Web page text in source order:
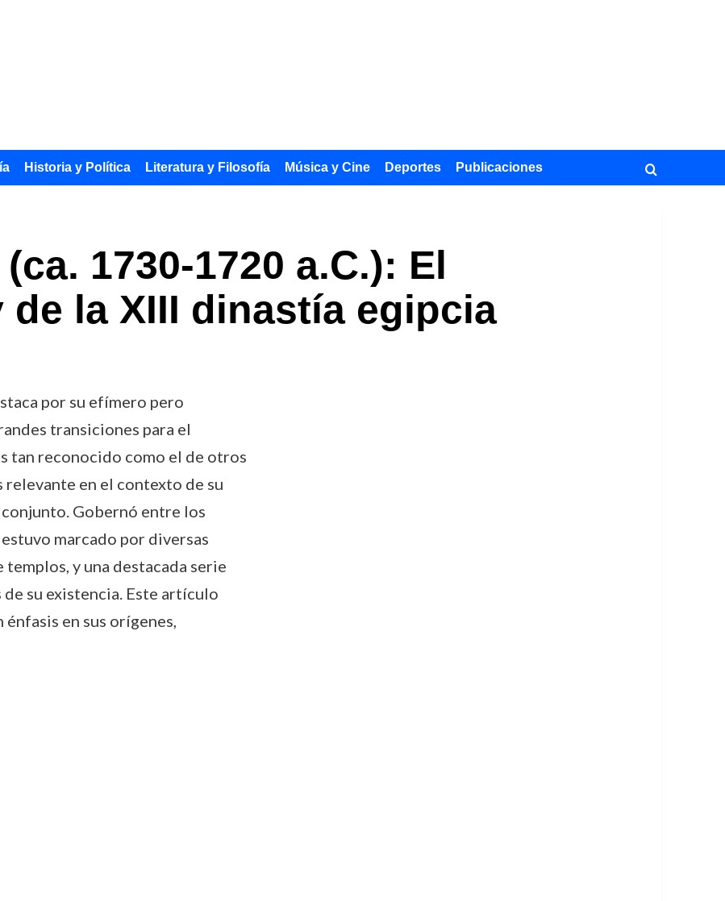
Historia y Política Literatura y Filosofía Música y Cine Deportes Publicaciones
1730-1720 a.C.): El
la XIII dinastía egipcia
por su efímero pero
transiciones para el
tan reconocido como el de otros
relevante en el contexto de su
Gobernó entre los
marcado por diversas
y una destacada serie
su existencia. Este artículo
en sus orígenes,